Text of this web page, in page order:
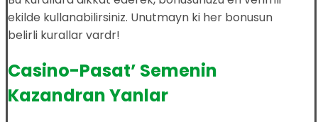
ekilde kullanabilirsiniz. Unutmayn ki her bonusun
belirli kurallar vardr!
Casino-Pasat’ Semenin
Kazandran Yanlar